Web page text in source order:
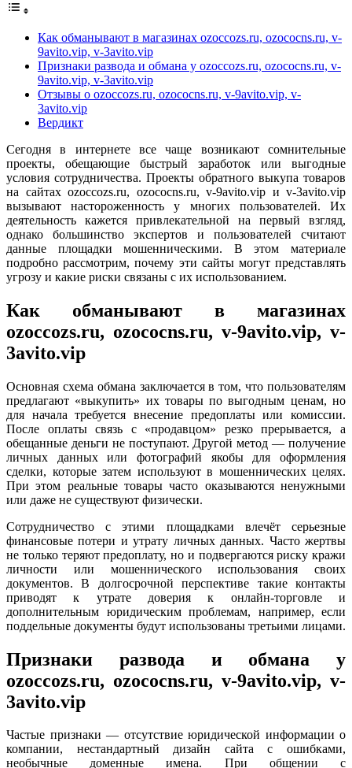
Как обманывают в магазинах ozoccozs.ru, ozococns.ru, v-
9avito.vip, v-3avito.vip
Признаки развода и обмана у ozoccozs.ru, ozococns.ru, v-
9avito.vip, v-3avito.vip
Отзывы о ozoccozs.ru, ozococns.ru, v-9avito.vip, v-
3avito.vip
Вердикт
Сегодня в интернете все чаще возникают сомнительные
проекты, обещающие быстрый заработок или выгодные
условия сотрудничества. Проекты обратного выкупа товаров
на сайтах ozoccozs.ru, ozococns.ru, v-9avito.vip и v-3avito.vip
вызывают настороженность у многих пользователей. Их
деятельность кажется привлекательной на первый взгляд,
однако большинство экспертов и пользователей считают
данные площадки мошенническими. В этом материале
подробно рассмотрим, почему эти сайты могут представлять
угрозу и какие риски связаны с их использованием.
Как обманывают в магазинах
ozoccozs.ru, ozococns.ru, v-9avito.vip, v-
3avito.vip
Основная схема обмана заключается в том, что пользователям
предлагают «выкупить» их товары по выгодным ценам, но
для начала требуется внесение предоплаты или комиссии.
После оплаты связь с «продавцом» резко прерывается, а
обещанные деньги не поступают. Другой метод — получение
личных данных или фотографий якобы для оформления
сделки, которые затем используют в мошеннических целях.
При этом реальные товары часто оказываются ненужными
или даже не существуют физически.
Сотрудничество с этими площадками влечёт серьезные
финансовые потери и утрату личных данных. Часто жертвы
не только теряют предоплату, но и подвергаются риску кражи
личности или мошеннического использования своих
документов. В долгосрочной перспективе такие контакты
приводят к утрате доверия к онлайн-торговле и
дополнительным юридическим проблемам, например, если
поддельные документы будут использованы третьими лицами.
Признаки развода и обмана у
ozoccozs.ru, ozococns.ru, v-9avito.vip, v-
3avito.vip
Частые признаки — отсутствие юридической информации о
компании, нестандартный дизайн сайта с ошибками,
необычные доменные имена. При общении с